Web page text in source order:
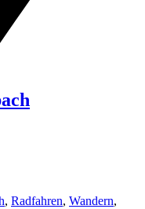
, Radfahren, Wandern,